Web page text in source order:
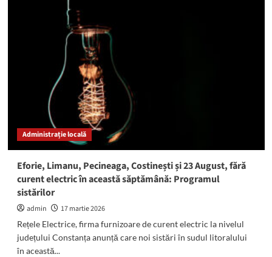
GRAV
centru
tratament
din
Eforie
Nord!
pacienți
s-
rău
după
utilizarea
piscinei
Administrație locală
Eforie, Limanu, Pecineaga, Costinești și 23 August, fără
curent electric în această săptămână: Programul
sistărilor
admin
17 martie 2026
Rețele Electrice, firma furnizoare de curent electric la nivelul
județului Constanța anunță care noi sistări în sudul litoralului
în această...